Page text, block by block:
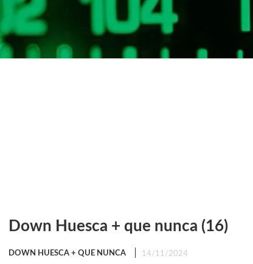
Down Huesca + que nunca (16)
DOWN HUESCA + QUE NUNCA 14/11/2024